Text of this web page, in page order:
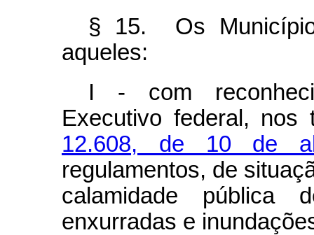
§ 15. Os
aqueles:
I - com
Executivo federal,
12.608, de 10 de
regulamentos, de
calamidade pública
enxurradas e